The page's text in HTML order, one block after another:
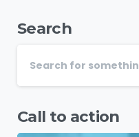
Search
Call to action